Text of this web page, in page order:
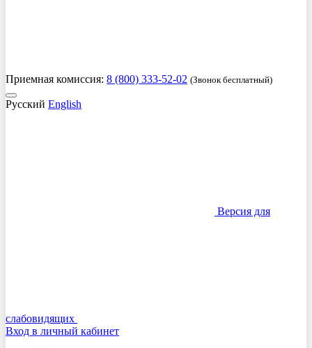
Приемная комиссия: 8 (800) 333-52-02 (Звонок бесплатный)
Русский English
Версия для
слабовидящих
Вход в личный кабинет